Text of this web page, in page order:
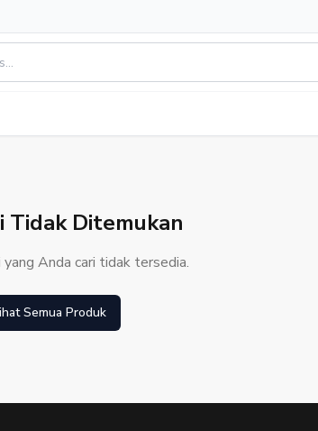
Tidak Ditemukan
Anda cari tidak tersedia.
Semua Produk